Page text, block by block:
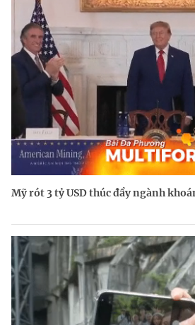
Mỹ rót 3 tỷ USD thúc đẩy ngành